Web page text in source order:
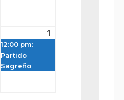
1
12:00 pm:
Partido
Sagreño